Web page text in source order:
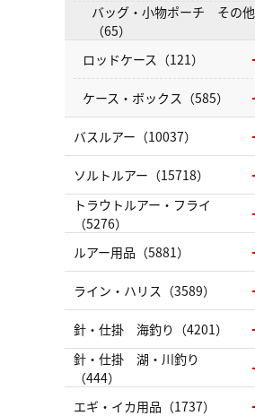
バッグ・小物ポーチ その他
（65）
ロッドケース（121）
ケース・ボックス（585）
バスルアー（10037）
ソルトルアー（15718）
トラウトルアー・フライ
（5276）
ルアー用品（5881）
ライン・ハリス（3589）
針・仕掛 海釣り（4201）
針・仕掛 湖・川釣り
（444）
エギ・イカ用品（1737）